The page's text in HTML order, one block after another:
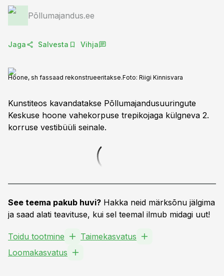
Põllumajandus.ee
Jaga Salvesta Vihja
Hoone, sh fassaad rekonstrueeritakse.Foto: Riigi Kinnisvara
Kunstiteos kavandatakse Põllumajandusuuringute
Keskuse hoone vahekorpuse trepikojaga külgneva 2.
korruse vestibüüli seinale.
See teema pakub huvi? Hakka neid märksõnu jälgima
ja saad alati teavituse, kui sel teemal ilmub midagi uut!
Toidu tootmine
Taimekasvatus
Loomakasvatus